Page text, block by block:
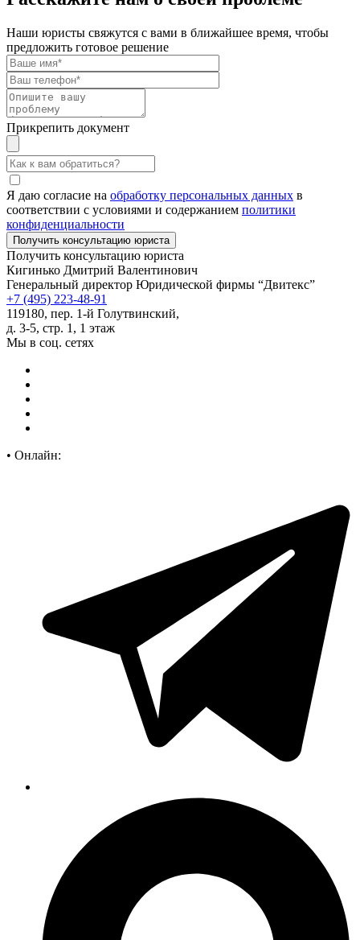
Наши юристы свяжутся с вами в ближайшее время, чтобы
предложить готовое решение
Прикрепить документ
Я даю согласие на обработку персональных данных в
соответствии с условиями и содержанием политики
конфиденциальности
Получить консультацию юриста
Кигинько Дмитрий Валентинович
Генеральный директор Юридической фирмы “Двитекс”
+7 (495) 223-48-91
119180, пер. 1-й Голутвинский,
д. 3-5, стр. 1, 1 этаж
Мы в соц. сетях
• Онлайн: